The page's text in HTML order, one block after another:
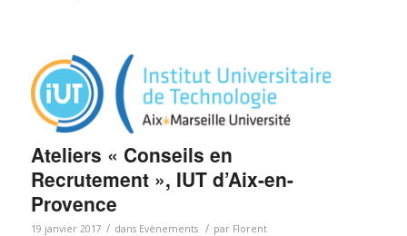
Ateliers « Conseils en
Recrutement », IUT d’Aix-en-
Provence
19 janvier 2017 / dans Evènements / par Florent